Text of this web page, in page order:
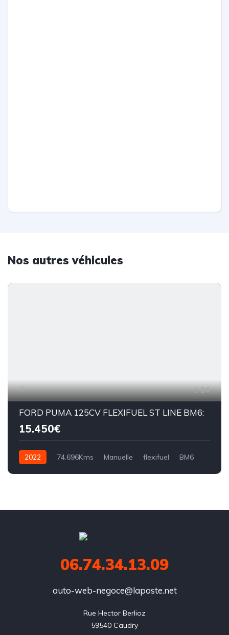
Nos autres véhicules
24
FORD PUMA 125CV FLEXIFUEL ST LINE BM6:
15.450€
2022 74.696Kms Manuelle flexifuel BM6
06.74.34.13.09
auto-web-negoce@laposte.net
Rue Hector Berlioz
59540 Caudry